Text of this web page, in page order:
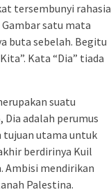
tersembunyi rahasia
satu mata
buta sebelah. Begitu
Kata “Dia” tiada
suatu
Dia adalah perumus
tujuan utama untuk
berdirinya Kuil
Ambisi mendirikan
Palestina.